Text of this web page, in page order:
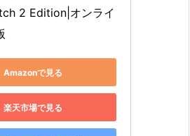
2 Edition|オンライ
Amazonで見る
楽天市場で見る